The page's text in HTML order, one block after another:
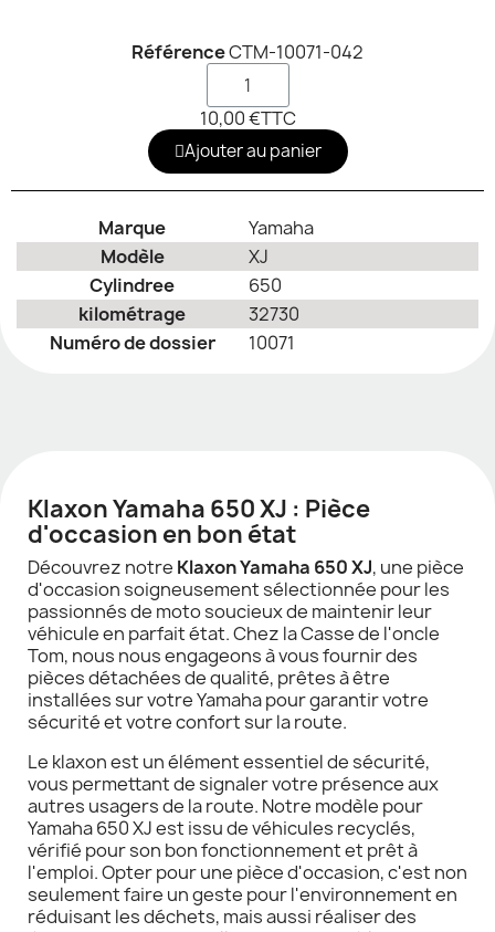
RéférenceCTM-10071-042
10,00 €TTC
Ajouter au panier
Marque
Yamaha
Modèle
XJ
Cylindree
650
kilométrage
32730
Numéro de dossier
10071
Klaxon Yamaha 650 XJ : Pièce
d'occasion en bon état
Découvrez notre Klaxon Yamaha 650 XJ, une pièce
d'occasion soigneusement sélectionnée pour les
passionnés de moto soucieux de maintenir leur
véhicule en parfait état. Chez la Casse de l'oncle
Tom, nous nous engageons à vous fournir des
pièces détachées de qualité, prêtes à être
installées sur votre Yamaha pour garantir votre
sécurité et votre confort sur la route.
Le klaxon est un élément essentiel de sécurité,
vous permettant de signaler votre présence aux
autres usagers de la route. Notre modèle pour
Yamaha 650 XJ est issu de véhicules recyclés,
vérifié pour son bon fonctionnement et prêt à
l'emploi. Opter pour une pièce d'occasion, c'est non
seulement faire un geste pour l'environnement en
réduisant les déchets, mais aussi réaliser des